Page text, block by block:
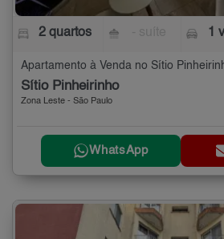
2 quartos 1
Sítio Pinheirinho
Zona Leste - São Paulo
WhatsApp